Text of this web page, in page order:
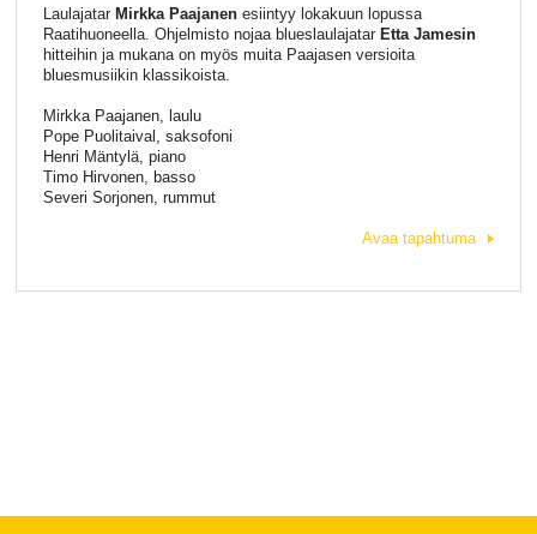
Laulajatar Mirkka Paajanenesiintyy lokakuun lopussa
Raatihuoneella. Ohjelmisto nojaa blueslaulajatar Etta Jamesin
hitteihin ja mukana on myös muita Paajasen versioita
bluesmusiikin klassikoista.
Mirkka Paajanen, laulu
Pope Puolitaival, saksofoni
Henri Mäntylä, piano
Timo Hirvonen, basso
Severi Sorjonen, rummut
Avaa tapahtuma